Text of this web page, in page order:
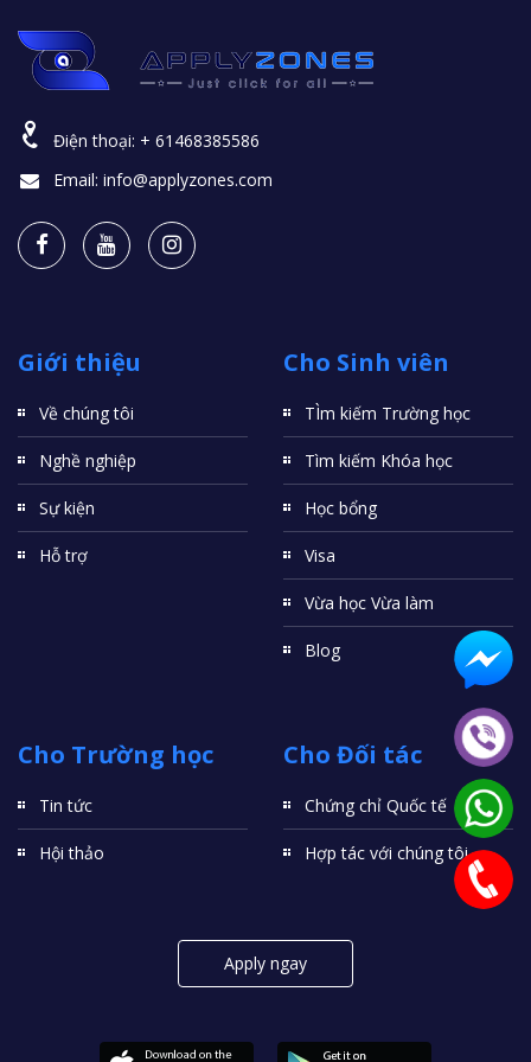
Điện thoại: + 61468385586
Email: info@applyzones.com
Giới thiệu
Về chúng tôi
Nghề nghiệp
Sự kiện
Hỗ trợ
Cho Sinh viên
TÌm kiếm Trường học
Tìm kiếm Khóa học
Học bổng
Visa
Vừa học Vừa làm
Blog
Cho Trường học
Tin tức
Hội thảo
Cho Đối tác
Chứng chỉ Quốc tế
Hợp tác với chúng tôi
Apply ngay